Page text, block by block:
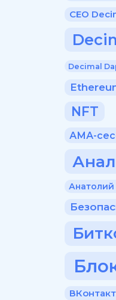
CEO
Decimal
NFT
АМА-